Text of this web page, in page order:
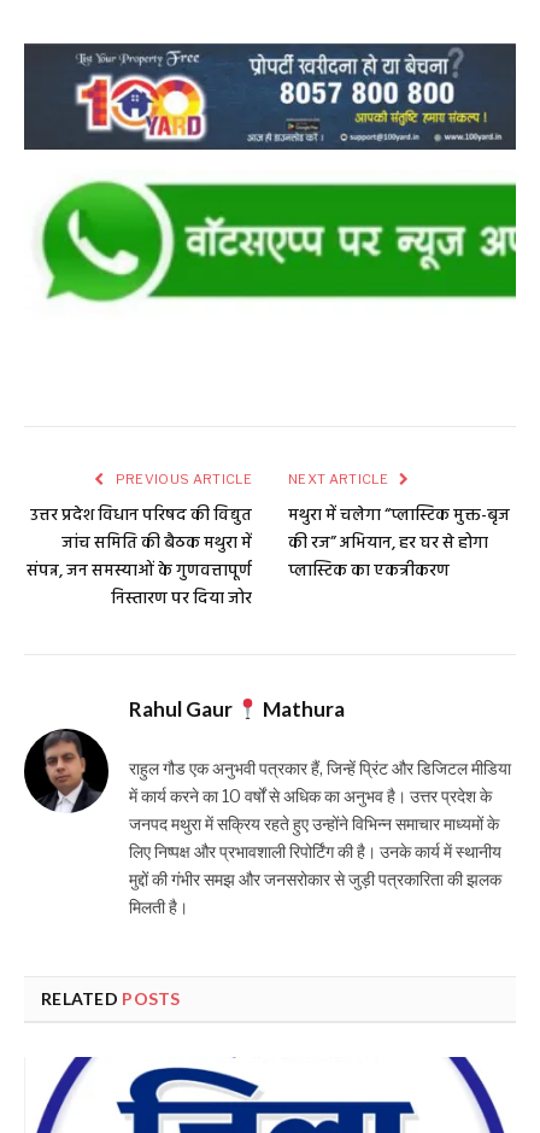
PREVIOUS ARTICLE
उत्तर प्रदेश विधान परिषद की विद्युत
जांच समिति की बैठक मथुरा में
संपन्न, जन समस्याओं के गुणवत्तापूर्ण
निस्तारण पर दिया जोर
NEXT ARTICLE
मथुरा में चलेगा “प्लास्टिक मुक्त-बृज
की रज” अभियान, हर घर से होगा
प्लास्टिक का एकत्रीकरण
Rahul Gaur Mathura
राहुल गौड एक अनुभवी पत्रकार हैं, जिन्हें प्रिंट और डिजिटल मीडिया
में कार्य करने का 10 वर्षों से अधिक का अनुभव है। उत्तर प्रदेश के
जनपद मथुरा में सक्रिय रहते हुए उन्होंने विभिन्न समाचार माध्यमों के
लिए निष्पक्ष और प्रभावशाली रिपोर्टिंग की है। उनके कार्य में स्थानीय
मुद्दों की गंभीर समझ और जनसरोकार से जुड़ी पत्रकारिता की झलक
मिलती है।
RELATED POSTS